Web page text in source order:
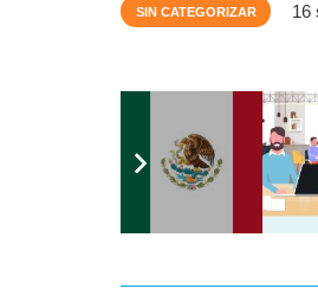
SIN CATEGORIZAR 16
El equipo de Rematek
electricidad para la red
conferencia sobre el
conferencia que tuvo